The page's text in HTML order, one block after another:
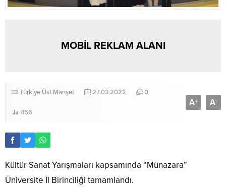
MOBİL REKLAM ALANI
Türkiye Üst Manşet 27.03.2022 0
456
A+ A-
Kültür Sanat Yarışmaları kapsamında “Münazara”
Üniversite İl Birinciliği tamamlandı.